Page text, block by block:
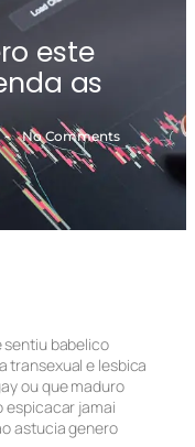
este
as
- No Comments
babelico
transexual e lesbica
ou que maduro
espicacar jamai
astucia genero